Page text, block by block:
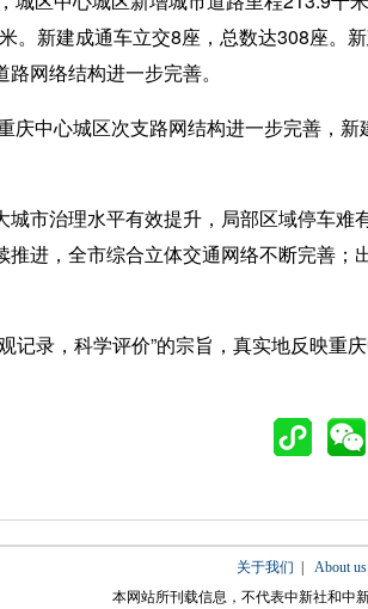
。新建成通车立交8座，总数达308座。
网络结构进一步完善。
中心城区次支路网结构进一步完善，新
治理水平有效提升，局部区域停车难
推进，全市综合立体交通网络不断完善
录，科学评价”的宗旨，真实地反映重
关于我们 About us
本网站所刊载信息，不代表中新社和中